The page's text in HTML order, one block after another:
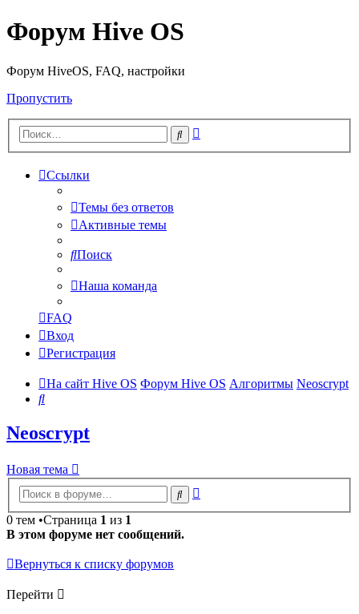
Форум Hive OS
Форум HiveOS, FAQ, настройки
Пропустить
Поиск
Ссылки
Темы без ответов
Активные темы
Поиск
Наша команда
FAQ
Вход
Регистрация
На сайт Hive OS Форум Hive OS Алгоритмы Neoscrypt
Поиск
Neoscrypt
Новая тема
Поиск
0 тем •Страница 1 из 1
В этом форуме нет сообщений.
Вернуться к списку форумов
Перейти